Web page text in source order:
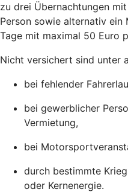
zu drei Übernachtungen
Person sowie alternativ
Tage mit maximal 50 Euro
Nicht versichert sind unter
bei fehlender
bei gewerblicher
Vermietung,
bei
durch bestimmte
oder Kernenergie.